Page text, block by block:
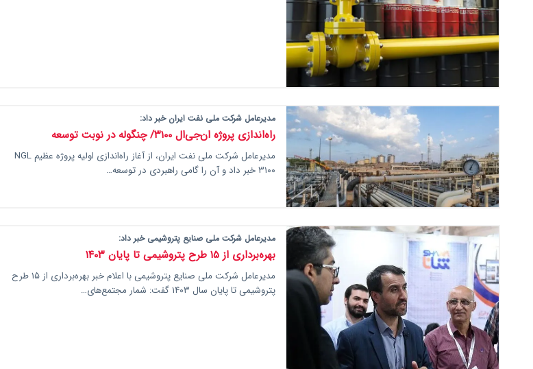
مدیرعامل شرکت ملی نفت ایران خبر داد:
راه‌اندازی پروژه ان‌جی‌ال ۳۱۰۰/ چنگوله در نوبت توسعه
مدیرعامل شرکت ملی نفت ایران، از آغاز راه‌اندازی اولیه پروژه عظیم NG‌L
۳۱۰۰ خبر داد و آن را گامی راهبردی در توسعه…
مدیرعامل شرکت ملی صنایع پتروشیمی خبر داد:
بهره‌برداری از ۱۵ طرح پتروشیمی تا پایان ۱۴۰۳
مدیرعامل شرکت ملی صنایع پتروشیمی با اعلام خبر بهره‌برداری از ۱۵ طرح
پتروشیمی تا پایان سال ۱۴۰۳ گفت: شمار مجتمع‌های…